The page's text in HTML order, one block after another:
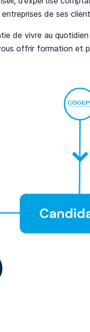
de ses
de vivre au
offrir formation et